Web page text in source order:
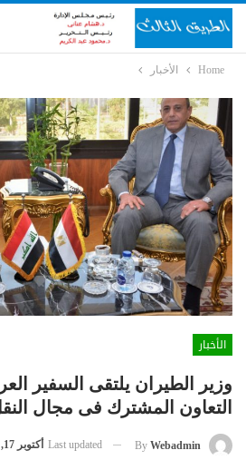
Home الأخبار
الأخبار
وزير الطيران يلتقى السفير
التعاون المشترك فى مجال
By Webadmin
Last updated أكتوبر 17, 2022